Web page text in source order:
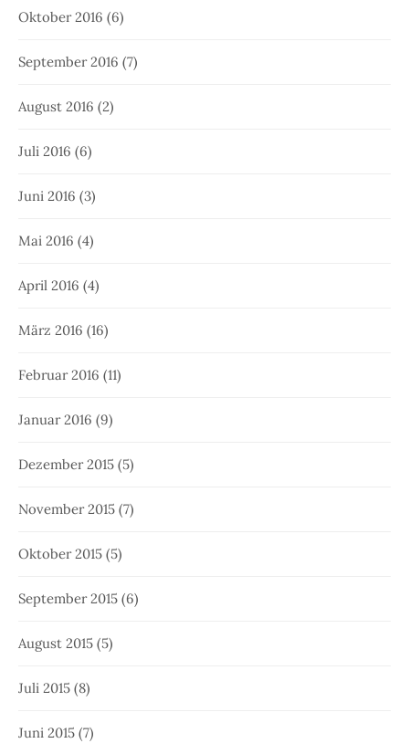
Oktober 2016 (6)
September 2016 (7)
August 2016 (2)
Juli 2016 (6)
Juni 2016 (3)
Mai 2016 (4)
April 2016 (4)
März 2016 (16)
Februar 2016 (11)
Januar 2016 (9)
Dezember 2015 (5)
November 2015 (7)
Oktober 2015 (5)
September 2015 (6)
August 2015 (5)
Juli 2015 (8)
Juni 2015 (7)